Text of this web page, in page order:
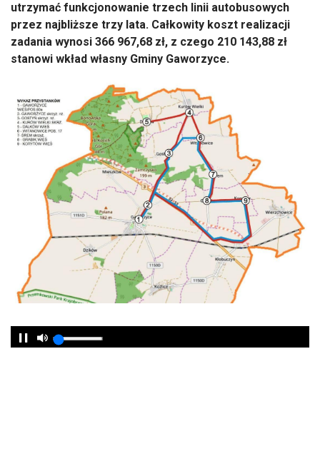
utrzymać funkcjonowanie trzech linii autobusowych
przez najbliższe trzy lata. Całkowity koszt realizacji
zadania wynosi 366 967,68 zł, z czego 210 143,88 zł
stanowi wkład własny Gminy Gaworzyce.